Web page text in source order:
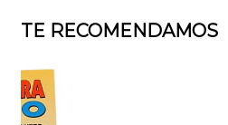
TE RECOMENDAMOS